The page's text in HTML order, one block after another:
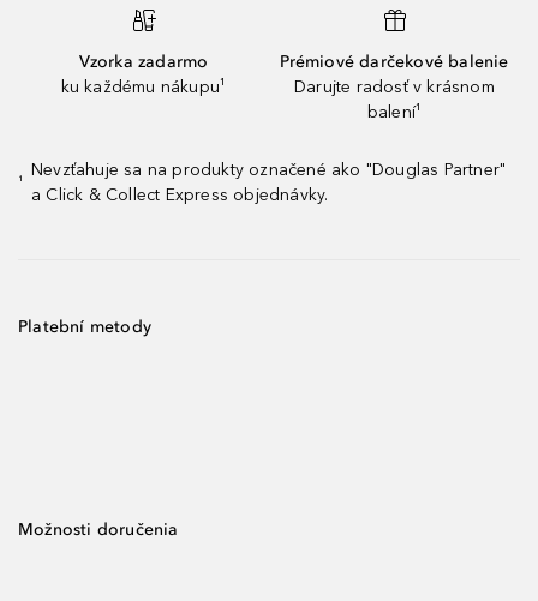
Vzorka zadarmo
ku každému nákupu¹
Prémiové darčekové balenie
Darujte radosť v krásnom
balení¹
¹
Nevzťahuje sa na produkty označené ako "Douglas Partner"
a Click & Collect Express objednávky.
Platební metody
Možnosti doručenia